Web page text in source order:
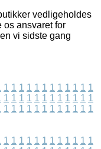
vedligeholdes
os ansvaret for
vi sidste gang
1 1 1 1 1 1 1 1 1 1 1 1
1 1 1 1 1 1 1 1 1 1 1 1
1 1 1 1 1 1 1 1 1 1 1 1
1 1 1 1 1 1 1 1 1 1 1 1